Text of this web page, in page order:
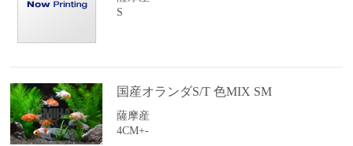
S
国産オランダS/T 色MIX SM
薩摩産
4CM+-